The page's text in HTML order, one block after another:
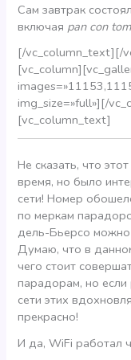
Сам завтрак
включая pan con
[/vc_column_text][/
img_size=»full»][/
[vc_column_text]
Не сказать, что
время, но было
сети! Номер
по меркам
дель-Бьерсо можно
Думаю, что в
чего стоит
парадорам, но если
сети этих
прекрасно!
И да, WiFi работал